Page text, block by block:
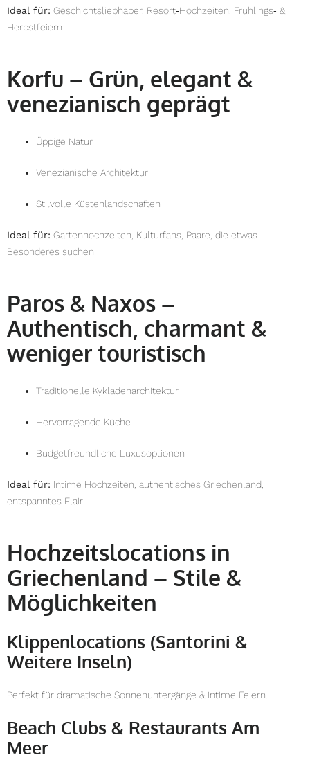
Ideal für: Geschichtsliebhaber, Resort‑Hochzeiten, Frühlings‑ &
Herbstfeiern
Korfu – Grün, elegant &
venezianisch geprägt
Üppige Natur
Venezianische Architektur
Stilvolle Küstenlandschaften
Ideal für: Gartenhochzeiten, Kulturfans, Paare, die etwas
Besonderes suchen
Paros & Naxos –
Authentisch, charmant &
weniger touristisch
Traditionelle Kykladenarchitektur
Hervorragende Küche
Budgetfreundliche Luxusoptionen
Ideal für: Intime Hochzeiten, authentisches Griechenland,
entspanntes Flair
Hochzeitslocations in
Griechenland – Stile &
Möglichkeiten
Klippenlocations (Santorini &
Weitere Inseln)
Perfekt für dramatische Sonnenuntergänge & intime Feiern.
Beach Clubs & Restaurants Am
Meer